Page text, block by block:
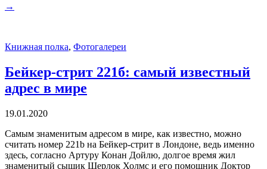
→
Книжная полка, Фотогалереи
Бейкер-стрит 221б: самый известный
адрес в мире
19.01.2020
Самым знаменитым адресом в мире, как известно, можно
считать номер 221b на Бейкер-стрит в Лондоне, ведь именно
здесь, согласно Артуру Конан Дойлю, долгое время жил
знаменитый сыщик Шерлок Холмс и его помощник Доктор